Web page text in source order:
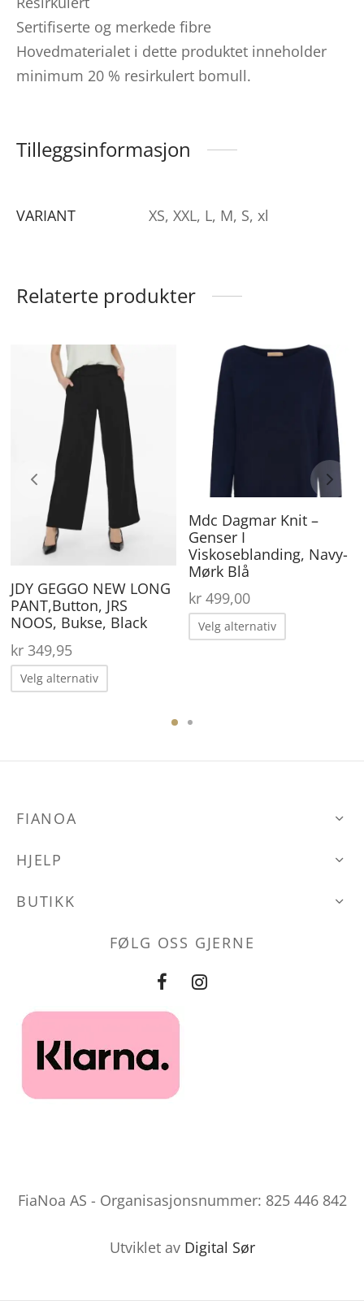
Sertifiserte og merkede fibre
Hovedmaterialet i dette produktet inneholder
minimum 20 % resirkulert bomull.
Tilleggsinformasjon
VARIANT XS, XXL, L, M, S, xl
Relaterte produkter
produktet
varianter.
Alternativene
kan
velges
produktsiden
JDY GEGGO NEW LONG
PANT,Button, JRS
NOOS, Bukse, Black
kr349,95
Velg alternativ
Dette
produktet
på
Mdc Dagmar Knit –
Genser I
Viskoseblanding, Navy-
Mørk Blå
kr499,00
Velg alternativ
Dette
produktet
kan
FIANOA
HJELP
BUTIKK
FØLG OSS GJERNE
FiaNoa AS - Organisasjonsnummer: 825 446 842
Utviklet av Digital Sør